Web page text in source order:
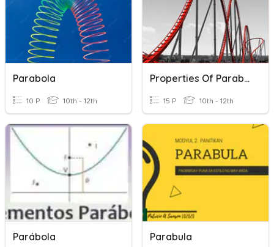
Parabola
10 P 10th - 12th
Properties Of Parabolas And Graphing Parabolas
15 P 10th - 12th
Parábola Parabula